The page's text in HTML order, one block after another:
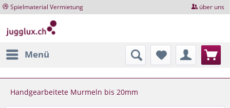
Spielmaterial Vermietung über uns
Menü
Handgearbeitete Murmeln bis 20mm